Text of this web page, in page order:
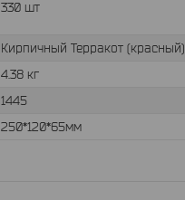
330 шт
Кирпичный Терракот (красный)
4.38 кг
1445
250*120*65мм